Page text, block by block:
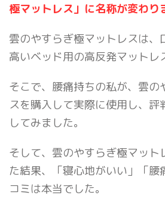
極マットレス」に名称が変わり
雲のやすらぎ極マットレスは、
高いベッド用の高反発マットレ
そこで、腰痛持ちの私が、雲の
スを購入して実際に使用し、評
してみました。
そして、雲のやすらぎ極マット
た結果、「寝心地がいい」「腰
コミは本当でした。